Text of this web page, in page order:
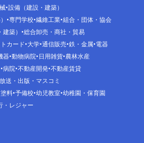
設備（建設・建築）
専門学校 繊維工業 組合・団体・協会
築）
総合卸売・商社・貿易
カード 大学 通信販売 鉄・金属 電器
器 動物病院 日用雑貨 農林水産
病院 不動産開発 不動産賃貸
放送・出版・マスコミ
料 予備校 幼児教室 幼稚園・保育園
・レジャー